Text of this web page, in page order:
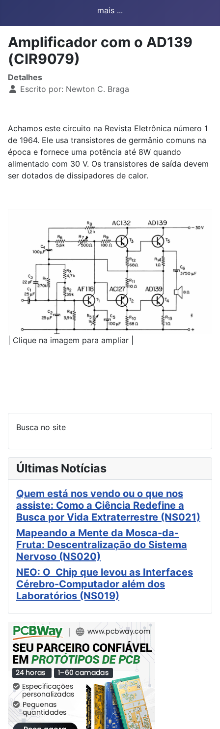
mais ...
Amplificador com o AD139
(CIR9079)
Detalhes
Escrito por: Newton C. Braga
Achamos este circuito na Revista Eletrônica número 1
de 1964. Ele usa transistores de germânio comuns na
época e fornece uma potência até 8W quando
alimentado com 30 V. Os transistores de saída devem
ser dotados de dissipadores de calor.
| Clique na imagem para ampliar |
Busca no site
Últimas Notícias
Quem está nos vendo ou o que nos
assiste: Como a Ciência Redefine a
Busca por Vida Extraterrestre (NS021)
Mapeando a Mente da Mosca-da-
Fruta: Descentralização do Sistema
Nervoso (NS020)
NEO: O Chip que levou as Interfaces
Cérebro-Computador além dos
Laboratórios (NS019)